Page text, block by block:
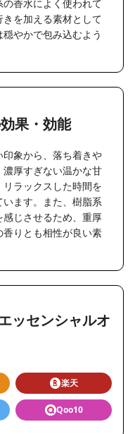
香水によく使われて
を加える素材として
やかで包み込むよう
果・効能
象から、落ち着きや
厚すぎない温かな甘
ラックスした時間を
ます。また、樹脂系
じさせるため、重厚
りとも相性が良い素
ッセンシャルオ
楽天
Qoo10